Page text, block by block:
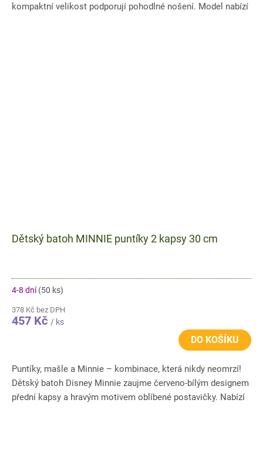
kompaktní velikost podporují pohodlné nošení. Model nabízí
Dětský batoh MINNIE puntíky 2 kapsy 30 cm
4-8 dní(50 ks)
378 Kč bez DPH
457 Kč / ks
DO KOŠÍKU
Puntíky, mašle a Minnie – kombinace, která nikdy neomrzí!
Dětský batoh Disney Minnie zaujme červeno-bílým designem
přední kapsy a hravým motivem oblíbené postavičky. Nabízí